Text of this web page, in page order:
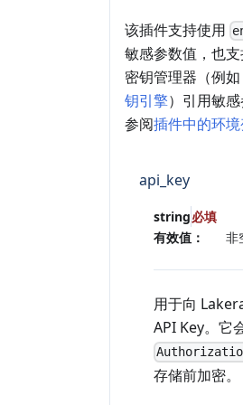
该插件支持使用
敏感参数值，也
密钥管理器（例
钥引擎）引用敏
参阅插件中的环
api_key
string必填
有效值：
非
用于向
API Key。它
存储前加密。